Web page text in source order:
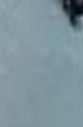
Turizm
Amed’e turizm
Yoksulluğun
içerisinde
Uzun yıllar
yoksulluğun
Panel, soru-